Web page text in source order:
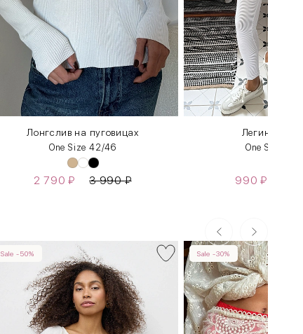
Лонгслив на пуговицах
One Size 42/46
2 790₽ 3 990₽
Легинсы
One Size
990₽
Sale -50% Sale -30%